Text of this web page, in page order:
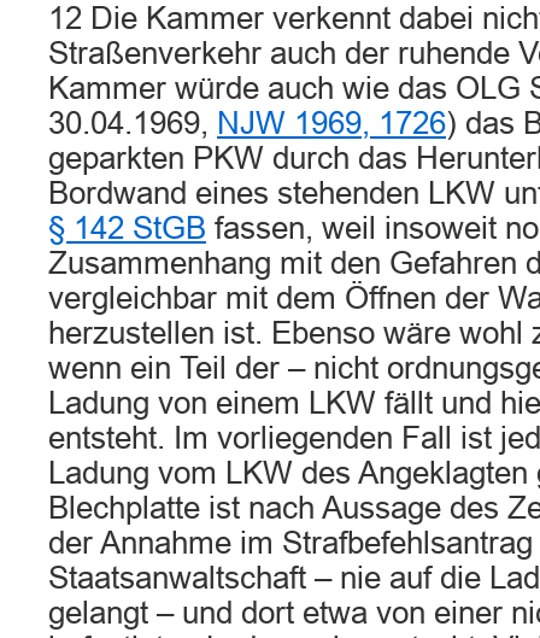
12 Die Kammer verkennt dabei
Straßenverkehr auch der ruhende
Kammer würde auch wie das OLG
30.04.1969, NJW 1969, 1726) das
geparkten PKW durch das
Bordwand eines stehenden LKW
§ 142 StGB fassen, weil insoweit
Zusammenhang mit den Gefahren
vergleichbar mit dem Öffnen der
herzustellen ist. Ebenso wäre wohl
wenn ein Teil der – nicht
Ladung von einem LKW fällt und
entsteht. Im vorliegenden Fall ist
Ladung vom LKW des Angeklagten
Blechplatte ist nach Aussage des
der Annahme im Strafbefehlsantrag
Staatsanwaltschaft – nie auf die
gelangt – und dort etwa von einer